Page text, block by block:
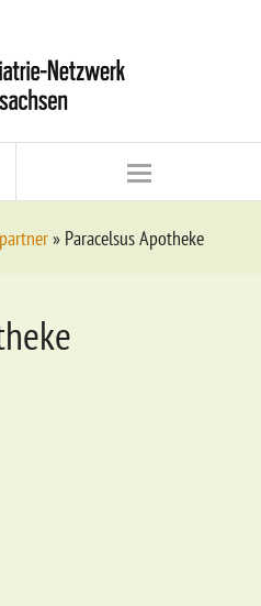
» Paracelsus Apotheke